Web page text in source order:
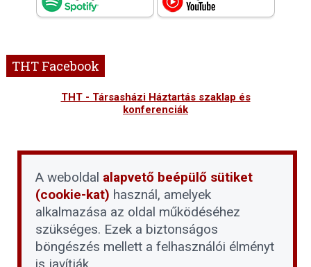
THT Facebook
THT - Társasházi Háztartás szaklap és
konferenciák
A weboldal alapvető beépülő sütiket
(cookie-kat) használ, amelyek
alkalmazása az oldal működéséhez
szükséges. Ezek a biztonságos
böngészés mellett a felhasználói élményt